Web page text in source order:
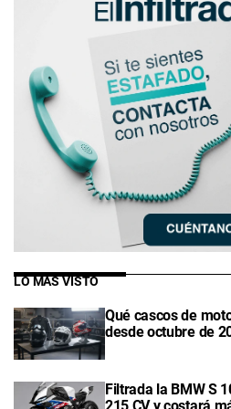
LO MÁS VISTO
Qué cascos de
desde octubre de
Filtrada la BMW S
215 CV y costará